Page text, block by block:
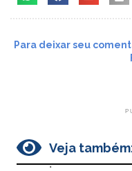
Para deixar seu
Veja
.